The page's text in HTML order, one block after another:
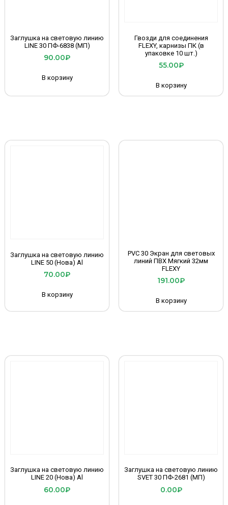
Заглушка на световую линию
LINE 30 ПФ-6838 (МП)
90.00₽
В корзину
Гвозди для соединения
FLEXY, карнизы ПК (в
упаковке 10 шт.)
55.00₽
В корзину
Заглушка на световую линию
LINE 50 (Нова) Al
70.00₽
В корзину
PVC 30 Экран для световых
линий ПВХ Мягкий 32мм
FLEXY
191.00₽
В корзину
Заглушка на световую линию
LINE 20 (Нова) Al
60.00₽
Заглушка на световую линию
SVET 30 ПФ-2681 (МП)
0.00₽